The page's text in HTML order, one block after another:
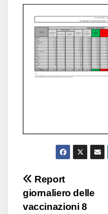
Navigazione
articoli
Report
giornaliero delle
vaccinazioni 8